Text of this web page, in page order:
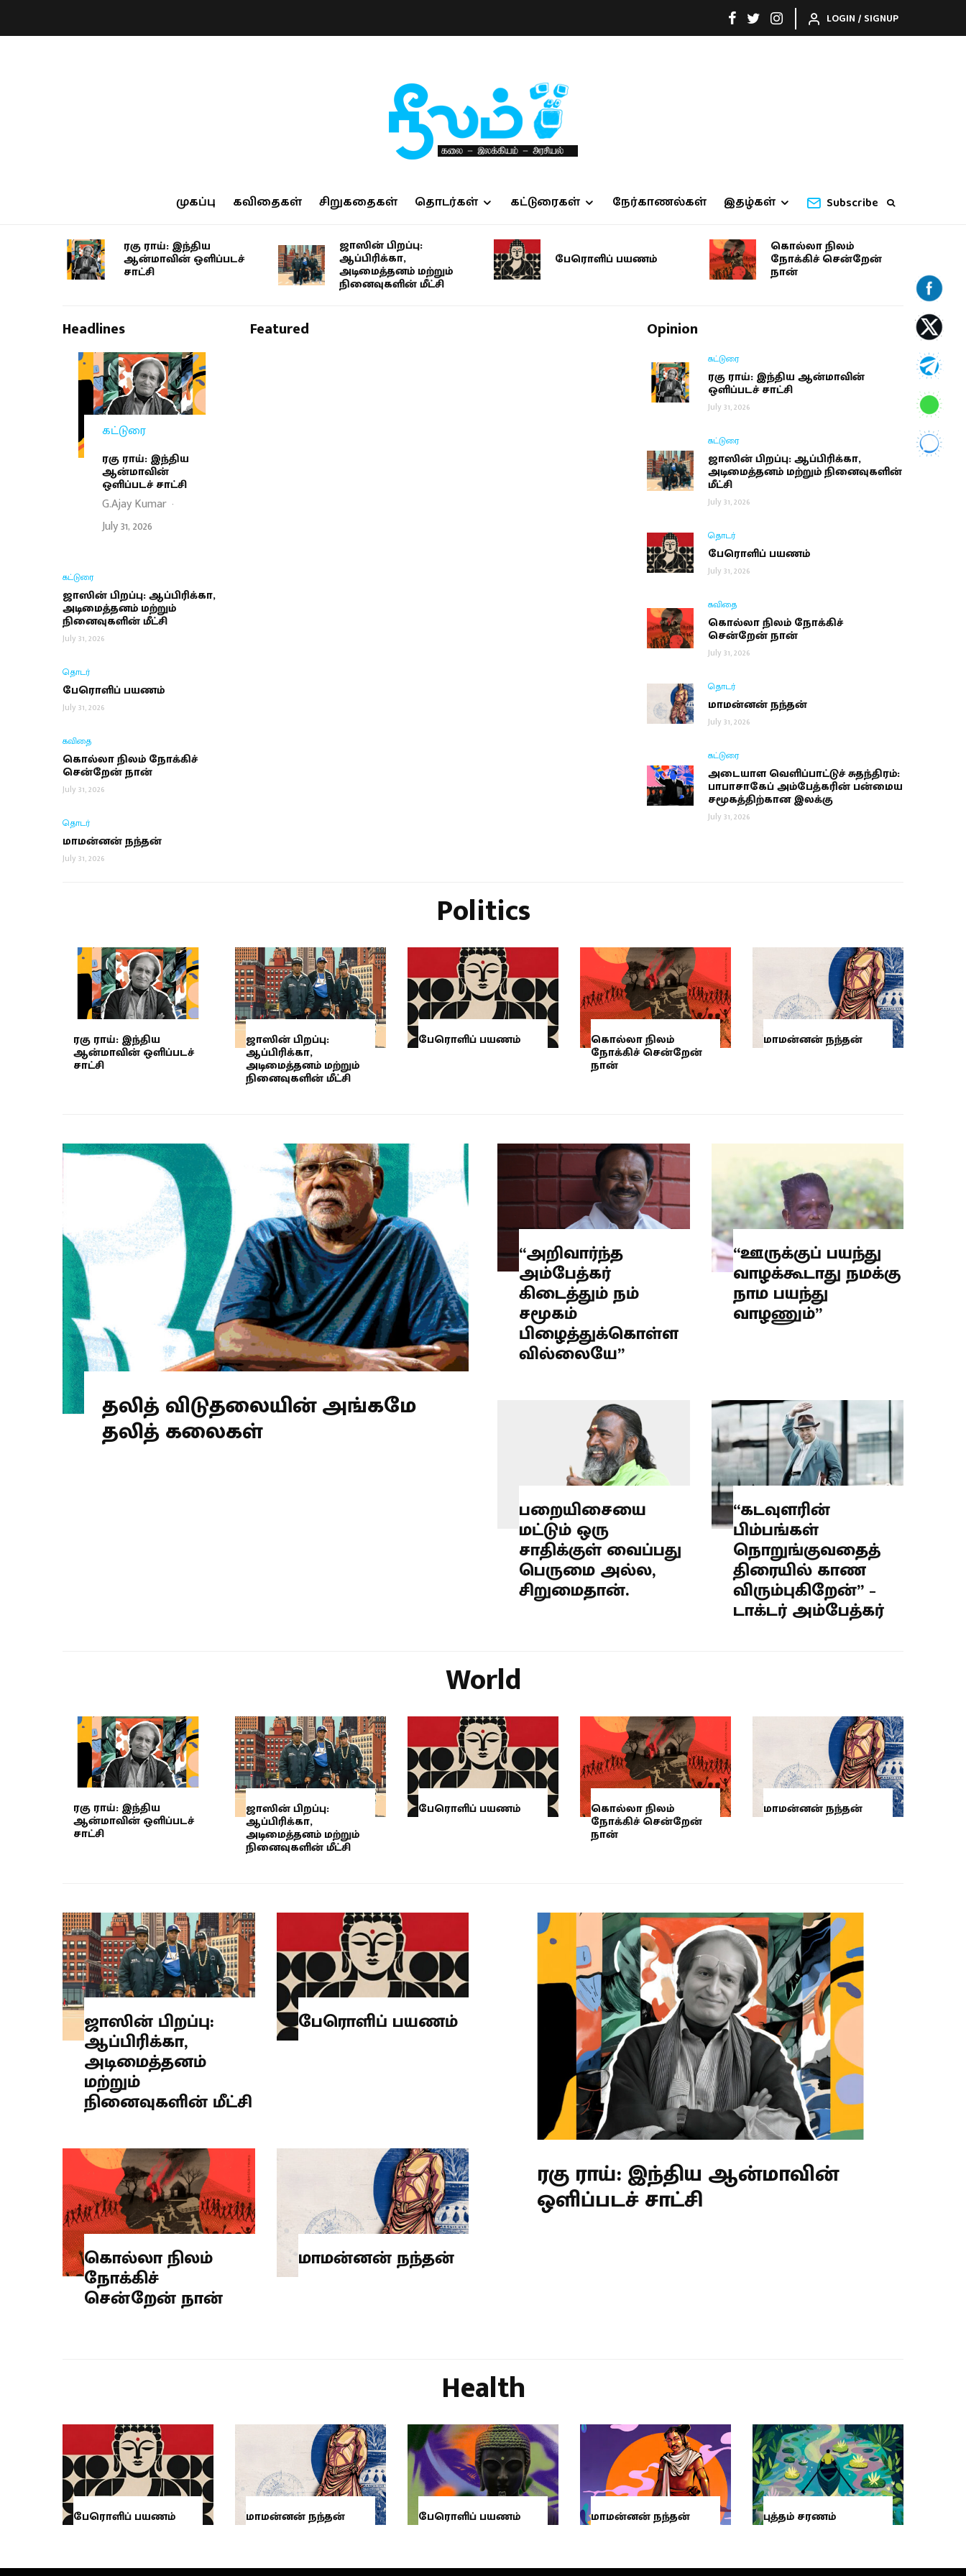
LOGIN / SIGNUP
முகப்பு கவிதைகள் சிறுகதைகள் தொடர்கள் கட்டுரைகள் நேர்காணல்கள் இதழ்கள் Subscribe
ரகு ராய்: இந்திய
ஆன்மாவின் ஒளிப்படச்
சாட்சி
ஜாஸின் பிறப்பு:
ஆப்பிரிக்கா,
அடிமைத்தனம் மற்றும்
நினைவுகளின் மீட்சி
பேரொளிப் பயணம்
கொல்லா நிலம்
நோக்கிச் சென்றேன்
நான்
Headlines
கட்டுரை
ரகு ராய்: இந்திய
ஆன்மாவின்
ஒளிப்படச் சாட்சி
G.Ajay Kumar ·
July 31, 2026
கட்டுரை
ஜாஸின் பிறப்பு: ஆப்பிரிக்கா,
அடிமைத்தனம் மற்றும்
நினைவுகளின் மீட்சி
July 31, 2026
தொடர்
பேரொளிப் பயணம்
July 31, 2026
கவிதை
கொல்லா நிலம் நோக்கிச்
சென்றேன் நான்
July 31, 2026
தொடர்
மாமன்னன் நந்தன்
July 31, 2026
Featured Opinion
கட்டுரை
ரகு ராய்: இந்திய ஆன்மாவின்
ஒளிப்படச் சாட்சி
July 31, 2026
கட்டுரை
ஜாஸின் பிறப்பு: ஆப்பிரிக்கா,
அடிமைத்தனம் மற்றும் நினைவுகளின்
மீட்சி
July 31, 2026
தொடர்
பேரொளிப் பயணம்
July 31, 2026
கவிதை
கொல்லா நிலம் நோக்கிச்
சென்றேன் நான்
July 31, 2026
தொடர்
மாமன்னன் நந்தன்
July 31, 2026
கட்டுரை
அடையாள வெளிப்பாட்டுச் சுதந்திரம்:
பாபாசாகேப் அம்பேத்கரின் பன்மைய
சமூகத்திற்கான இலக்கு
July 31, 2026
Politics
ரகு ராய்: இந்திய
ஆன்மாவின் ஒளிப்படச்
சாட்சி
ஜாஸின் பிறப்பு:
ஆப்பிரிக்கா,
அடிமைத்தனம் மற்றும்
நினைவுகளின் மீட்சி
பேரொளிப் பயணம் கொல்லா நிலம்
நோக்கிச் சென்றேன்
நான்
மாமன்னன் நந்தன்
தலித் விடுதலையின் அங்கமே
தலித் கலைகள்
“அறிவார்ந்த
அம்பேத்கர்
கிடைத்தும் நம்
சமூகம்
பிழைத்துக்கொள்ள
வில்லையே”
“ஊருக்குப் பயந்து
வாழக்கூடாது நமக்கு
நாம பயந்து
வாழணும்”
பறையிசையை
மட்டும் ஒரு
சாதிக்குள் வைப்பது
பெருமை அல்ல,
சிறுமைதான்.
“கடவுளரின்
பிம்பங்கள்
நொறுங்குவதைத்
திரையில் காண
விரும்புகிறேன்” –
டாக்டர் அம்பேத்கர்
World
ரகு ராய்: இந்திய
ஆன்மாவின் ஒளிப்படச்
சாட்சி
ஜாஸின் பிறப்பு:
ஆப்பிரிக்கா,
அடிமைத்தனம் மற்றும்
நினைவுகளின் மீட்சி
பேரொளிப் பயணம் கொல்லா நிலம்
நோக்கிச் சென்றேன்
நான்
மாமன்னன் நந்தன்
ஜாஸின் பிறப்பு:
ஆப்பிரிக்கா,
அடிமைத்தனம்
மற்றும்
நினைவுகளின் மீட்சி
பேரொளிப் பயணம்
கொல்லா நிலம்
நோக்கிச்
சென்றேன் நான்
மாமன்னன் நந்தன்
ரகு ராய்: இந்திய ஆன்மாவின்
ஒளிப்படச் சாட்சி
Health
பேரொளிப் பயணம் மாமன்னன் நந்தன் பேரொளிப் பயணம் மாமன்னன் நந்தன் புத்தம் சரணம்